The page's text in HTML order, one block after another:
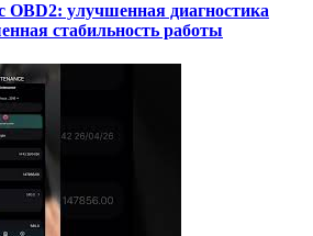
улучшенная диагностика
стабильность работы